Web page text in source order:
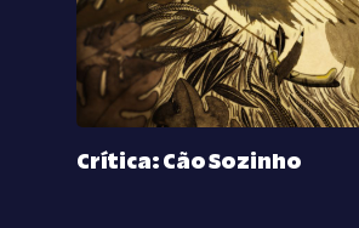
Crítica: Cão Sozinho